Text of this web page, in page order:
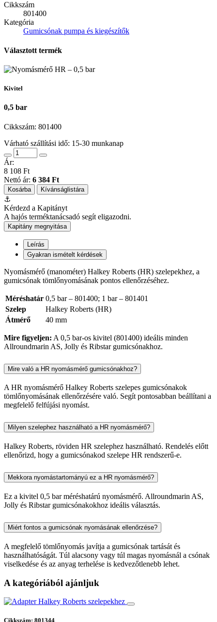
Cikkszám
801400
Kategória
Gumicsónak pumpa és kiegészítők
Választott termék
Kivitel
0,5 bar
Cikkszám: 801400
Várható szállítási idő: 15-30 munkanap
Ár:
8 108 Ft
Nettó ár: 6 384 Ft
Kosárba Kívánságlistára
⚓
Kérdezd a Kapitányt
A hajós terméktanácsadó segít eligazodni.
Kapitány megnyitása
Leírás
Gyakran ismételt kérdések
Nyomásmérő (manométer) Halkey Roberts (HR) szelepekhez, a
gumicsónak tömlőnyomásának pontos ellenőrzéséhez.
Méréshatár 0,5 bar – 801400; 1 bar – 801401
Szelep
Halkey Roberts (HR)
Átmérő
40 mm
Mire figyeljen: A 0,5 bar-os kivitel (801400) ideális minden
Allroundmarin AS, Jolly és Ribstar gumicsónakhoz.
Mire való a HR nyomásmérő gumicsónakhoz?
A HR nyomásmérő Halkey Roberts szelepes gumicsónakok
tömlőnyomásának ellenőrzésére való. Segít pontosabban beállítani a
megfelelő felfújási nyomást.
Milyen szelephez használható a HR nyomásmérő?
Halkey Roberts, röviden HR szelephez használható. Rendelés előtt
ellenőrizd, hogy a gumicsónakod szelepe HR rendszerű-e.
Mekkora nyomástartományú ez a HR nyomásmérő?
Ez a kivitel 0,5 bar méréshatárú nyomásmérő. Allroundmarin AS,
Jolly és Ribstar gumicsónakokhoz ideális választás.
Miért fontos a gumicsónak nyomásának ellenőrzése?
A megfelelő tömlőnyomás javítja a gumicsónak tartását és
használhatóságát. Túl alacsony vagy túl magas nyomásnál a csónak
viselkedése és az anyag terhelése is kedvezőtlenebb lehet.
A kategóriából ajánljuk
Cikkszám: 801344